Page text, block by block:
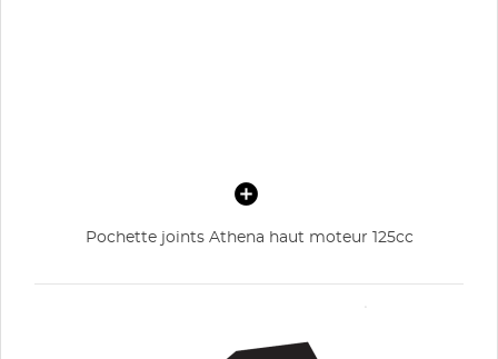
Pochette joints Athena haut moteur 125cc